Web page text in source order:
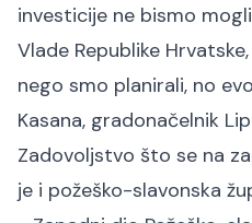
investicije ne bismo
Vlade Republike
nego smo planirali, no
Kasana, gradonačelnik
Zadovoljstvo što se na
je i požeško-slavonska